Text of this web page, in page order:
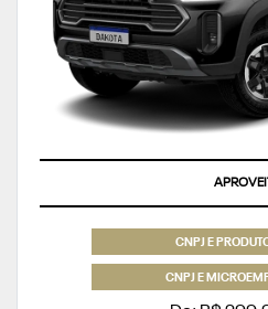
CNPJ E
CNPJ E